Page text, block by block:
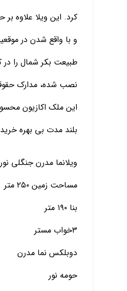
کرد. این ویلا علاوه
و با واقع شدن در
نصب شده، مدارک
این ملک اکازیون
بلند مدت بی بهره
ویلانما مدرن جنگلی نور
مساحت زمین ۲۵۰ متر
بنا ۱۹۰ متر
۳خواب مستر
دوبلکس نما مدرن
حومه نور